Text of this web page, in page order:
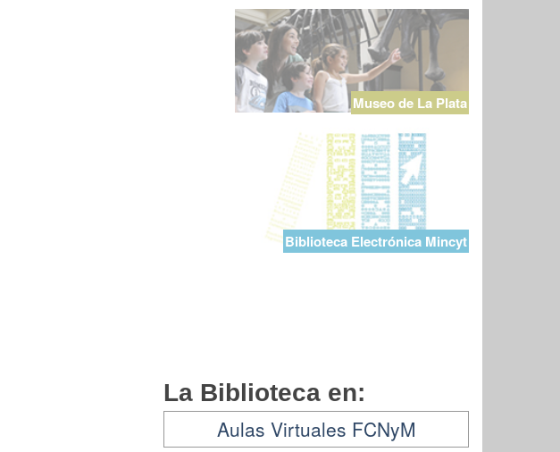
Museo de La Plata
Biblioteca Electrónica Mincyt
La Biblioteca en:
Aulas Virtuales FCNyM